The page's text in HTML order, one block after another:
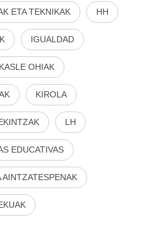
ETA TEKNIKAK HH
IGUALDAD
OHIAK
KIROLA
LH
EDUCATIVAS
AINTZATESPENAK